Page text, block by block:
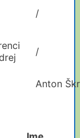
/
/
Anton